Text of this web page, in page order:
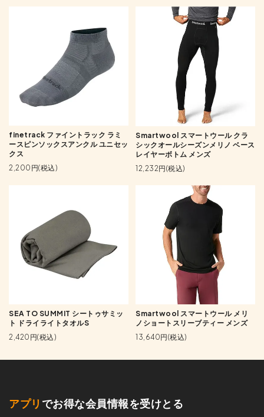
finetrack ファイントラック ラミ
ースピンソックスアンクル ユニセッ
クス
2,200円(税込)
Smartwool スマートウール クラ
シックオールシーズンメリノ ベース
レイヤーボトム メンズ
12,232円(税込)
SEA TO SUMMIT シートゥサミッ
ト ドライライトタオルS
2,420円(税込)
Smartwool スマートウール メリ
ノショートスリーブティー メンズ
13,640円(税込)
アプリ でお得な会員情報を受けとる